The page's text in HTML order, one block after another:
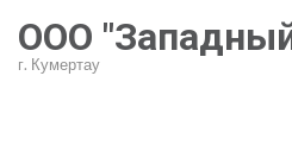
содержимому
ООО
г. Кумертау